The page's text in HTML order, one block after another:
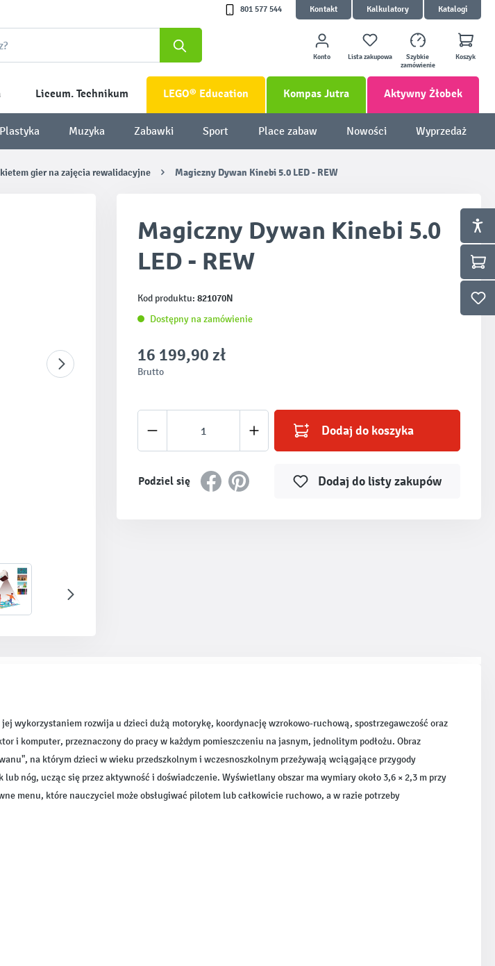
801 577 544 Kontakt Kalkulatory Katalogi
Konto Lista zakupowa
Szybkie
zamówienie
Koszyk
Liceum. Technikum LEGO® Education Kompas Jutra Aktywny Żłobek
Plastyka Muzyka Zabawki Sport Place zabaw Nowości Wyprzedaż
gier na zajęcia rewalidacyjne Magiczny Dywan Kinebi 5.0 LED - REW
Magiczny Dywan Kinebi 5.0
LED - REW
Kod produktu: 821070N
Dostępny na zamówienie
16 199,90 zł
Brutto
Ilość produktu: Wprowadź żądaną ilość lub użyj
Dodaj do koszyka
Podziel się Dodaj do listy zakupów
wykorzystaniem rozwija u dzieci dużą motorykę, koordynację wzrokowo-ruchową, spostrzegawczość oraz
komputer, przeznaczony do pracy w każdym pomieszczeniu na jasnym, jednolitym podłożu. Obraz
na którym dzieci w wieku przedszkolnym i wczesnoszkolnym przeżywają wciągające przygody
nóg, ucząc się przez aktywność i doświadczenie. Wyświetlany obszar ma wymiary około 3,6 × 2,3 m przy
menu, które nauczyciel może obsługiwać pilotem lub całkowicie ruchowo, a w razie potrzeby